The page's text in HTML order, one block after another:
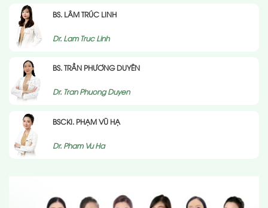
BS. LÂM TRÚC LINH
Dr. Lam Truc Linh
BS. TRẦN PHƯƠNG DUYÊN
Dr. Tran Phuong Duyen
BSCKI. PHẠM VŨ HẠ
Dr. Pham Vu Ha